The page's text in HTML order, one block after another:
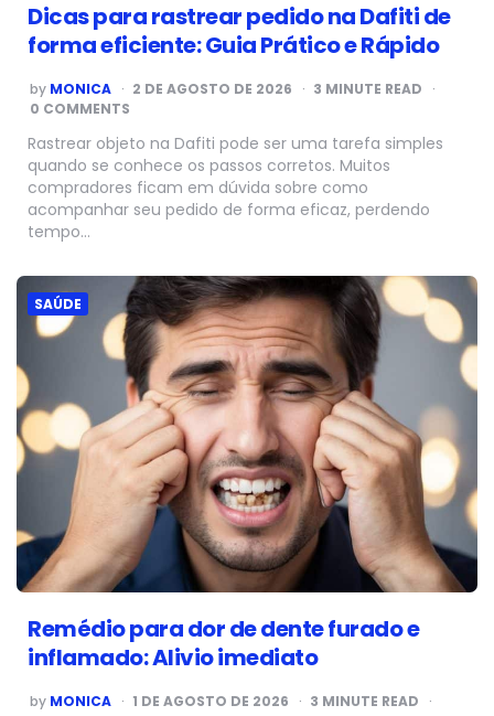
Dicas para rastrear pedido na Dafiti de
forma eficiente: Guia Prático e Rápido
POSTED
BY
by MONICA 2 DE AGOSTO DE 2026 3 MINUTE READ
0 COMMENTS
Rastrear objeto na Dafiti pode ser uma tarefa simples
quando se conhece os passos corretos. Muitos
compradores ficam em dúvida sobre como
acompanhar seu pedido de forma eficaz, perdendo
tempo…
SAÚDE
Remédio para dor de dente furado e
inflamado: Alivio imediato
POSTED
BY
by MONICA 1 DE AGOSTO DE 2026 3 MINUTE READ